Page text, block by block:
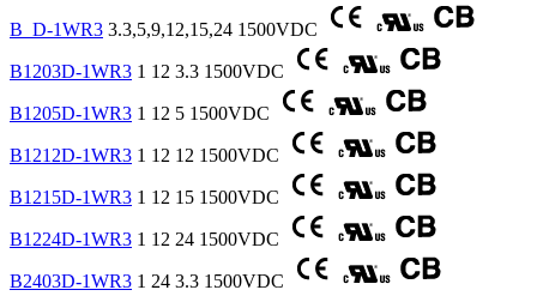
B_D-1WR3 3.3,5,9,12,15,24 1500VDC
B1203D-1WR3 1 12 3.3 1500VDC
B1205D-1WR3 1 12 5 1500VDC
B1212D-1WR3 1 12 12 1500VDC
B1215D-1WR3 1 12 15 1500VDC
B1224D-1WR3 1 12 24 1500VDC
B2403D-1WR3 1 24 3.3 1500VDC